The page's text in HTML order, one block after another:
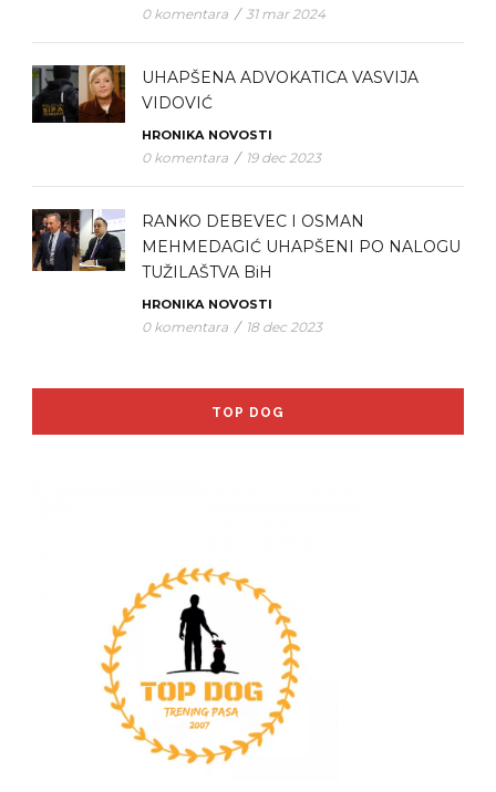
0 komentara / 31 mar 2024
UHAPŠENA ADVOKATICA VASVIJA
VIDOVIĆ
HRONIKA NOVOSTI
0 komentara / 19 dec 2023
RANKO DEBEVEC I OSMAN
MEHMEDAGIĆ UHAPŠENI PO NALOGU
TUŽILAŠTVA BiH
HRONIKA NOVOSTI
0 komentara / 18 dec 2023
TOP DOG